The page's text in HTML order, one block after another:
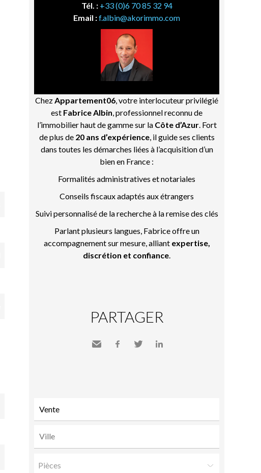
Tél. : +33 (0)6 70 85 32 94
Email :f.albin@akorimmo.com
ChezAppartement06, votre interlocuteur privilégié
est Fabrice Albin, professionnel reconnu de
l’immobilier haut de gamme sur la Côte d’Azur. Fort
de plus de 20 ans d’expérience, il guide ses clients
dans toutes les démarches liées à l’acquisition d’un
bien en France :
Formalités administratives et notariales
Conseils fiscaux adaptés aux étrangers
Suivi personnalisé de la recherche à la remise des clés
Parlant plusieurs langues, Fabrice offre un
accompagnement sur mesure, alliant expertise,
discrétion et confiance.
PARTAGER
Pièces